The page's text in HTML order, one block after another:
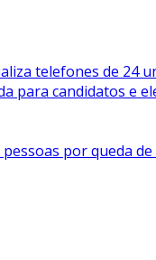
telefones de 24
para candidatos e
por queda